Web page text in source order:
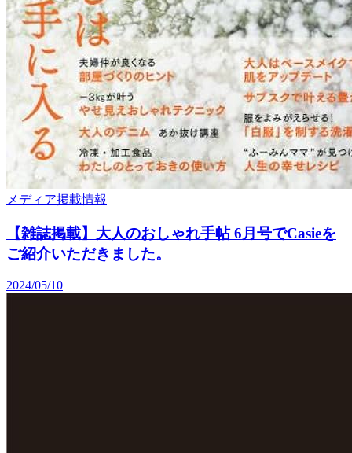
メディア掲載情報
【雑誌掲載】大人のおしゃれ手帖 6月号でCasieを
ご紹介いただきました。
2024/05/10